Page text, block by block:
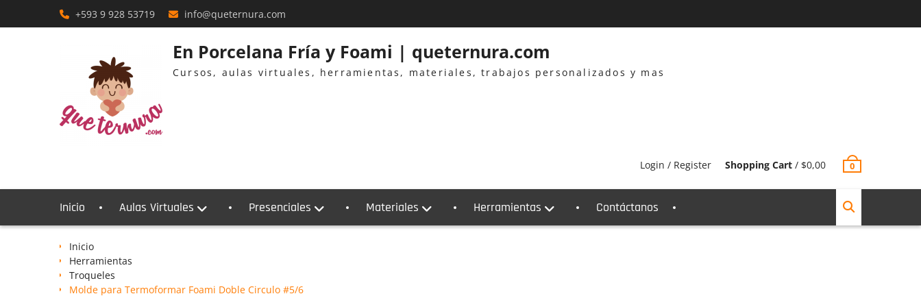
+593 9 928 53719 info@queternura.com
En Porcelana Fría y Foami | queternura.com
Cursos, aulas virtuales, herramientas, materiales, trabajos personalizados y mas
Login / Register Shopping Cart / $0,00 0
Inicio Aulas Virtuales Presenciales Materiales Herramientas Contáctanos
Inicio
Herramientas
Troqueles
Molde para Termoformar Foami Doble Circulo #5/6